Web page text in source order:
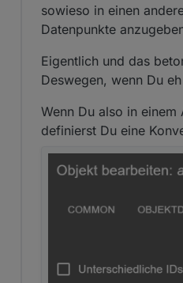
aktuell
schreiben
hat jemand
ich adde dich
Danke
sowieso in einen
Datenpunkte
Eigentlich und das
Deswegen, wenn Du
Wenn Du also in
definierst Du eine